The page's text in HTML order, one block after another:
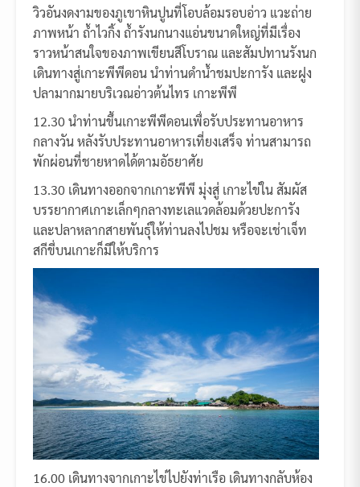
วิวอันงดงามของภูเขาหินปูนที่โอบล้อมรอบอ่าว แวะถ่าย
ภาพหน้า ถ้ำไวกิ้ง ถ้ำรังนกนางแอ่นขนาดใหญ่ที่มีเรื่อง
ราวหน้าสนใจของภาพเขียนสีโบราณ และสัมปทานรังนก
เดินทางสู่เกาะพีพีดอน นำท่านดำน้ำชมปะการัง และฝูง
ปลามากมายบริเวณอ่าวต้นไทร เกาะพีพี
12.30 นำท่านขึ้นเกาะพีพีดอนเพื่อรับประทานอาหาร
กลางวัน หลังรับประทานอาหารเที่ยงเสร็จ ท่านสามารถ
พักผ่อนที่ชายหาดได้ตามอัธยาศัย
13.30 เดินทางออกจากเกาะพีพี มุ่งสู่ เกาะไข่ใน สัมผัส
บรรยากาศเกาะเล็กๆกลางทะเลแวดล้อมด้วยปะการัง
และปลาหลากสายพันธ์ุให้ท่านลงไปชม หรือจะเช่าเจ็ท
สกีขี่บนเกาะก็มีให้บริการ
16.00 เดินทางจากเกาะไข่ไปยังท่าเรือ เดินทางกลับห้อง